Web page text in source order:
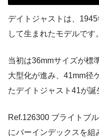
デイトジャストは、
して生まれたモデルです。
当初は36mmサイズが標
大型化が進み、41mm径
たデイトジャスト41が誕
Ref.126300 ブライトブ
にバーインデックスを組